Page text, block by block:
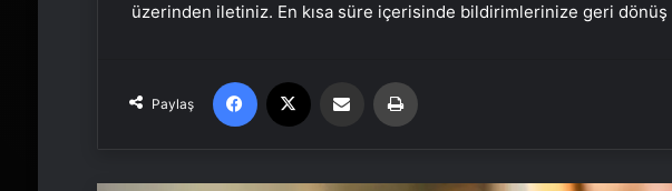
üzerinden iletiniz. En kısa süre içerisinde bildirimlerinize geri dönüş
Paylaş
Facebook Email'den paylaş